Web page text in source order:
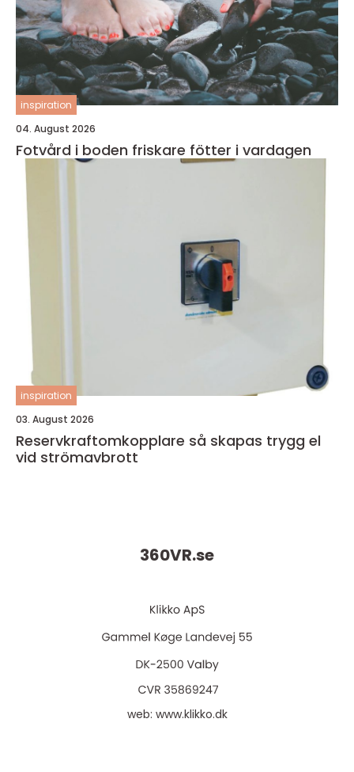
inspiration
04. August 2026
Fotvård i boden friskare fötter i vardagen
inspiration
03. August 2026
Reservkraftomkopplare så skapas trygg el
vid strömavbrott
360VR.se
web: www.klikko.dk